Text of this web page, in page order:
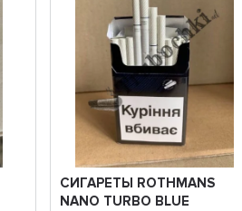
СИГАРЕТЫ ROTHMANS
NANO TURBO BLUE